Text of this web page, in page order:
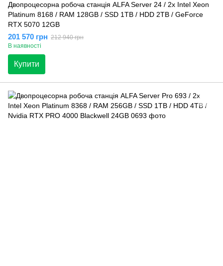
Двопроцесорна робоча станція ALFA Server 24 / 2x Intel Xeon
Platinum 8168 / RAM 128GB / SSD 1TB / HDD 2TB / GeForce
RTX 5070 12GB
201 570 грн 212 940 грн
В наявності
Купити